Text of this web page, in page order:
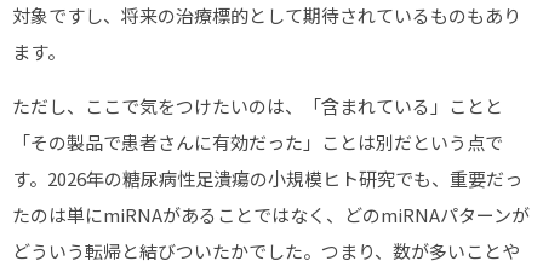
対象ですし、将来の治療標的として期待されているものもあり
ます。
ただし、ここで気をつけたいのは、「含まれている」ことと
「その製品で患者さんに有効だった」ことは別だという点で
す。2026年の糖尿病性足潰瘍の小規模ヒト研究でも、重要だっ
たのは単にmiRNAがあることではなく、どのmiRNAパターンが
どういう転帰と結びついたかでした。つまり、数が多いことや